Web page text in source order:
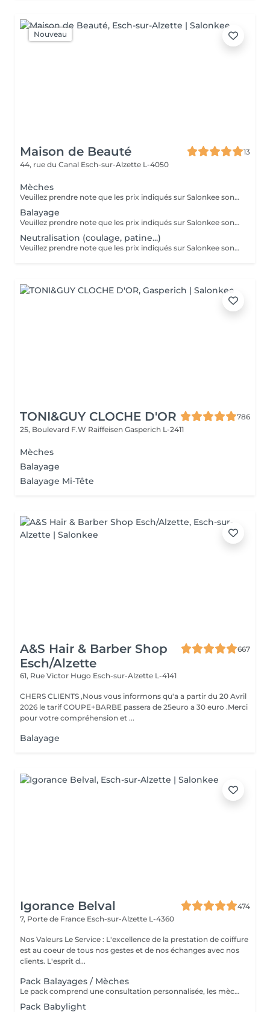
Nouveau
Maison de Beauté
13
44, rue du Canal Esch-sur-Alzette L-4050
Mèches
Veuillez prendre note que les prix indiqués sur Salonkee sont communiqués à titre informatif et s'entendent de base. Ces derniers sont susceptibles de varier selon le diagnostic réalisé à votre arrivée au salon et l'expertise du professionnel à qui vous confiez votre beauté. Dans tous les cas, un devis précis vous sera proposé et toutes réalisations de prestations seront effectuées avec votre accord. Un grand merci d'avance pour votre compréhension. Au plaisir de vous recevoir très vite.
Balayage
Veuillez prendre note que les prix indiqués sur Salonkee sont communiqués à titre informatif et s'entendent de base. Ces derniers sont susceptibles de varier selon le diagnostic réalisé à votre arrivée au salon et l'expertise du professionnel à qui vous confiez votre beauté. Dans tous les cas, un devis précis vous sera proposé et toutes réalisations de prestations seront effectuées avec votre accord. Un grand merci d'avance pour votre compréhension. Au plaisir de vous recevoir très vite.
Neutralisation (coulage, patine...)
Veuillez prendre note que les prix indiqués sur Salonkee sont communiqués à titre informatif et s'entendent de base. Ces derniers sont susceptibles de varier selon le diagnostic réalisé à votre arrivée au salon et l'expertise du professionnel à qui vous confiez votre beauté. Dans tous les cas, un devis précis vous sera proposé et toutes réalisations de prestations seront effectuées avec votre accord. Un grand merci d'avance pour votre compréhension. Au plaisir de vous recevoir très vite.
TONI&GUY CLOCHE D'OR
786
25, Boulevard F.W Raiffeisen Gasperich L-2411
Mèches
Balayage
Balayage Mi-Tête
A&S Hair & Barber Shop
Esch/Alzette
667
61, Rue Victor Hugo Esch-sur-Alzette L-4141
CHERS CLIENTS ,Nous vous informons qu'a a partir du 20 Avril
2026 le tarif COUPE+BARBE passera de 25euro a 30 euro .Merci
pour votre compréhension et ...
Balayage
Igorance Belval
474
7, Porte de France Esch-sur-Alzette L-4360
Nos Valeurs Le Service : L'excellence de la prestation de coiffure
est au coeur de tous nos gestes et de nos échanges avec nos
clients. L'esprit d...
Pack Balayages / Mèches
Le pack comprend une consultation personnalisée, les mèches avec les produits LOREAL PROFESSIONNEL, shampooing et conditionneur spécifiques REDKEN, le séchage et les produits de styling REDKEN Option Coupe : la coupe IGORANCE, ( finition sur cheveux sec), le séchage et les produits de styling REDKEN. * Tarifs à titre indicatifs à confirmer après la consultation personnalisée établit auprès de votre coiffeur/stylist/spécialiste * La direction se réserve le droit d’apporter des modifications pour le bon fonctionnement du salon
Pack Babylight